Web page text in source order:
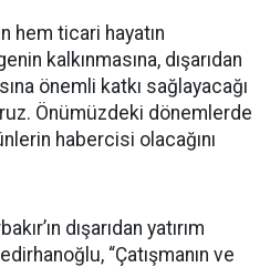
hem ticari hayatın
kalkınmasına, dışarıdan
önemli katkı sağlayacağı
Önümüzdeki dönemlerde
habercisi olacağını
dışarıdan yatırım
“Çatışmanın ve